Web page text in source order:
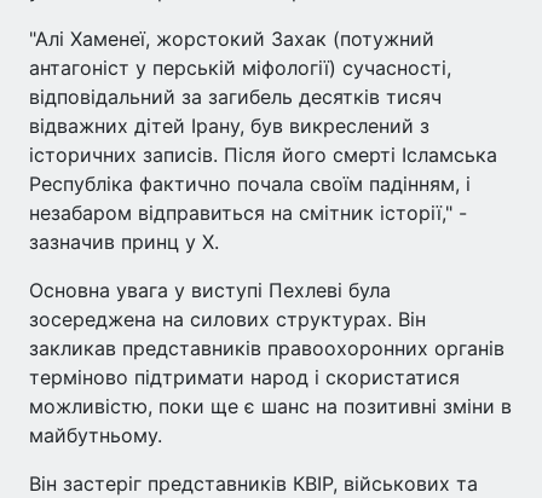
"Алі Хаменеї, жорстокий Захак (потужний
антагоніст у перській міфології) сучасності,
відповідальний за загибель десятків тисяч
відважних дітей Ірану, був викреслений з
історичних записів. Після його смерті Ісламська
Республіка фактично почала своїм падінням, і
незабаром відправиться на смітник історії," -
зазначив принц у Х.
Основна увага у виступі Пехлеві була
зосереджена на силових структурах. Він
закликав представників правоохоронних органів
терміново підтримати народ і скористатися
можливістю, поки ще є шанс на позитивні зміни в
майбутньому.
Він застеріг представників КВІР, військових та